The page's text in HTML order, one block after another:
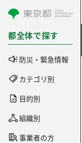
コンテンツにスキップ
都全体で探す
防災・緊急情報
カテゴリ別
目的別
組織別
事業者の方